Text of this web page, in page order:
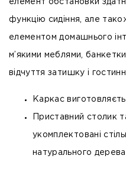
елемент обстановки
функцію сидіння, але
елементом домашнього
м’якими меблями,
відчуття затишку і
Каркас
Приставний столик
укомплектовані
натурального дерева